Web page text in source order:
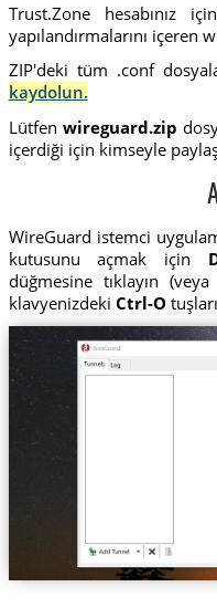
Trust.Zone hesabınız
yapılandırmalarını
ZIP'deki tüm .conf
kaydolun.
Lütfen wireguard.zip
içerdiği için kimseyle
WireGuard istemci
kutusunu açmak için
düğmesine tıklayın
klavyenizdeki Ctrl-O